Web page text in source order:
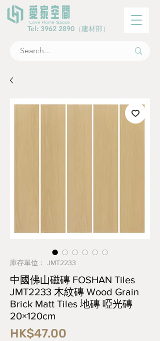
Tel: 3962 2890 （建材部）
庫存單位： JMT2233
中國佛山磁磚 FOSHAN Tiles
JMT2233 木紋磚 Wood Grain
Brick Matt Tiles 地磚 啞光磚
20×120cm
HK$47.00